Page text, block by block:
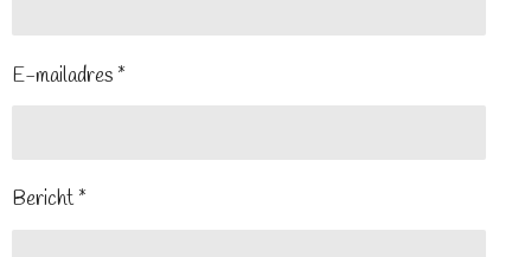
E-mailadres *
Bericht *